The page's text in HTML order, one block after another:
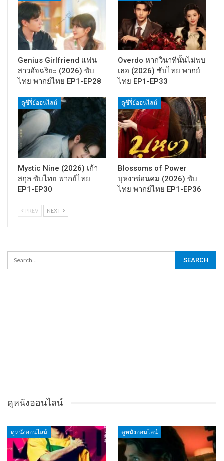
Genius Girlfriend แฟน
สาวอัจฉริยะ (2026) ซับ
ไทย พากย์ไทย EP1-EP28
Overdo หากวินาทีนั้นไม่พบ
เธอ (2026) ซับไทย พากย์
ไทย EP1-EP33
ดูซีรี่ย์ออนไลน์
Mystic Nine (2026) เก้า
สกุล ซับไทย พากย์ไทย
EP1-EP30
ดูซีรี่ย์ออนไลน์
Blossoms of Power
บุหงาซ่อนคม (2026) ซับ
ไทย พากย์ไทย EP1-EP36
PREV NEXT
ดูหนังออนไลน์
ดูหนังออนไลน์ ดูหนังออนไลน์